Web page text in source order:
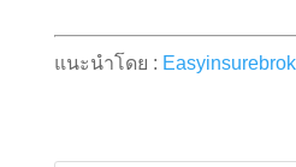
แนะนำโดย :